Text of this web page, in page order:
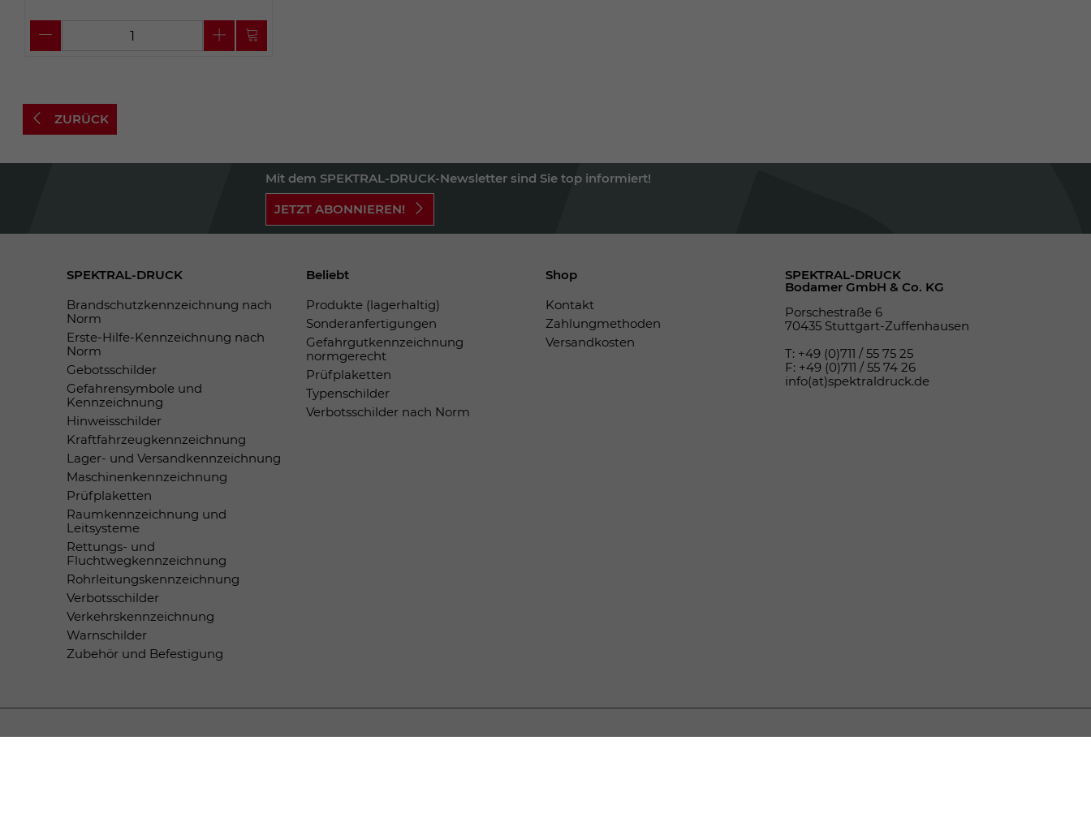
ZURÜCK
Mit dem SPEKTRAL-DRUCK-Newsletter sind Sie top informiert!
JETZT ABONNIEREN!
SPEKTRAL-DRUCK
Brandschutzkennzeichnung nach
Norm
Erste-Hilfe-Kennzeichnung nach
Norm
Gebotsschilder
Gefahrensymbole und
Kennzeichnung
Hinweisschilder
Kraftfahrzeugkennzeichnung
Lager- und Versandkennzeichnung
Maschinenkennzeichnung
Prüfplaketten
Raumkennzeichnung und
Leitsysteme
Rettungs- und
Fluchtwegkennzeichnung
Rohrleitungskennzeichnung
Verbotsschilder
Verkehrskennzeichnung
Warnschilder
Zubehör und Befestigung
Beliebt
Produkte (lagerhaltig)
Sonderanfertigungen
Gefahrgutkennzeichnung
normgerecht
Prüfplaketten
Typenschilder
Verbotsschilder nach Norm
Shop
Kontakt
Zahlungmethoden
Versandkosten
SPEKTRAL-DRUCK
Bodamer GmbH & Co. KG
Porschestraße 6
70435 Stuttgart-Zuffenhausen
T: +49 (0)711 / 55 75 25
F: +49 (0)711 / 55 74 26
info(at)spektraldruck.de